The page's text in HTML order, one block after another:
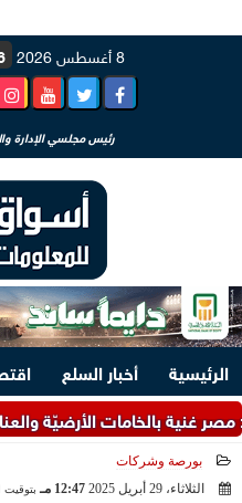
8 أغسطس 2026
رئيس مجلسي الإدارة
الرئيسية أخبار السلع
بالخامات الأرضيّة والعناصر
بورصة وشركات
الثلاثاء، 29 أبريل 2025
12:47 مـ بتوقيت